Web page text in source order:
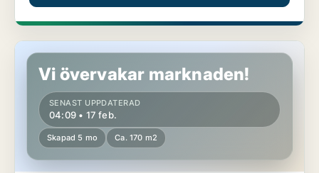
Lager i Perchtoldsdorf, Niederösterreich
Vi övervakar marknaden!
SENAST UPPDATERAD
04:09 • 17 feb.
Skapad 5 mo Ca. 170 m2